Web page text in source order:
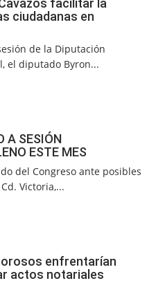
facilitar la
ciudadanas en
de la Diputación
el diputado Byron...
A SESIÓN
ESTE MES
del Congreso ante posibles
Victoria,...
enfrentarían
actos notariales